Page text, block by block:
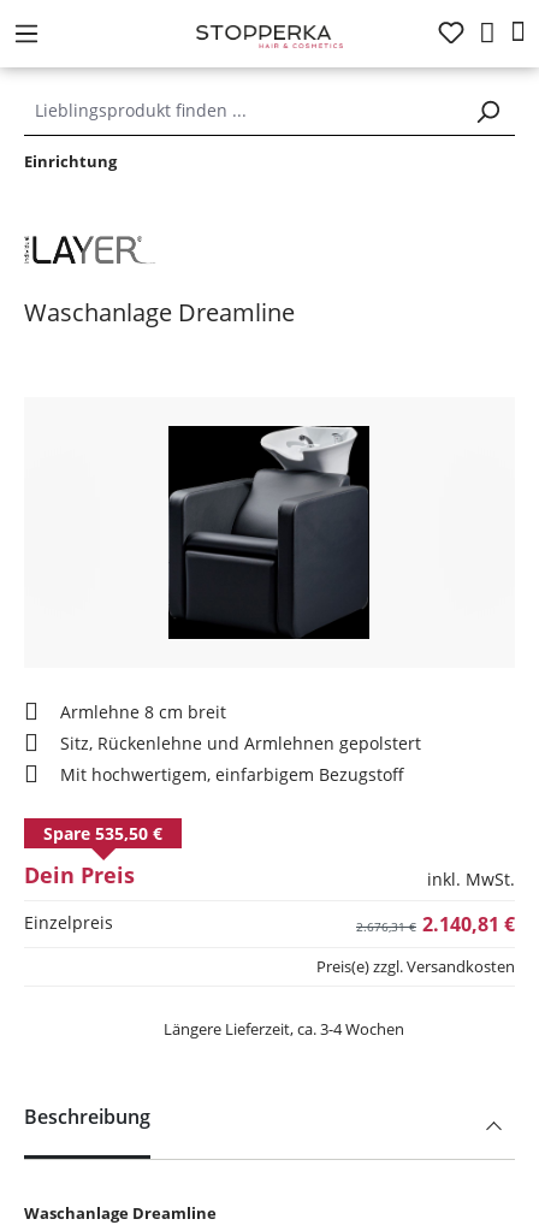
springen
Einrichtung
Waschanlage Dreamline
Armlehne 8 cm breit
Sitz, Rückenlehne und Armlehnen gepolstert
Mit hochwertigem, einfarbigem Bezugstoff
Dein Preis
inkl. MwSt.
Einzelpreis
2.140,81 €
2.676,31 €
Spare 535,50 €
Längere Lieferzeit, ca. 3-4 Wochen
Preis(e) zzgl. Versandkosten
Beschreibung
Waschanlage Dreamline